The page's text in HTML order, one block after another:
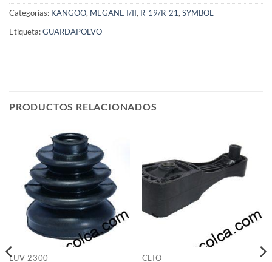
Categorías: KANGOO, MEGANE I/II, R-19/R-21,SYMBOL
Etiqueta:GUARDAPOLVO
PRODUCTOS RELACIONADOS
LUV 2300 CLIO